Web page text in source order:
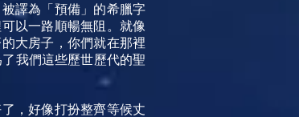
譯為「預備」的希臘字
以一路順暢無阻。就像
大房子，你們就在那裡
我們這些歷世歷代的聖
，好像打扮整齊等候丈